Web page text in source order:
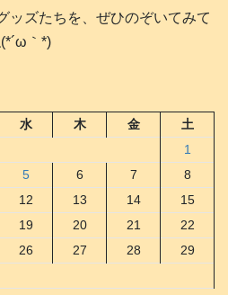
ッズたちを、ぜひのぞいてみて
｀*)
水 木 金
土
1
5 6 7
8
12 13 14
15
19 20 21
22
26 27 28
29